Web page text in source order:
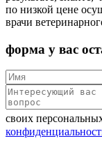
по низкой цене
врачи
форма у вас
своих